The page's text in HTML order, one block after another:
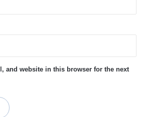
and website in this browser for the next